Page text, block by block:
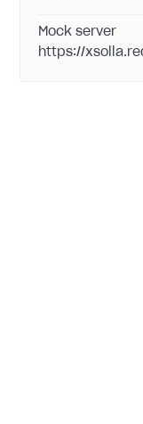
Mock server
https://